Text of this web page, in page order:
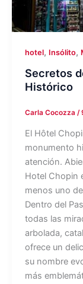
hotel, Insólito,
Secretos
Histórico
Carla Cocozza /
El Hôtel
monumento
atención.
Hotel Chopin
menos uno
Dentro del
todas las
arbolada,
ofrece un
su nombre
más